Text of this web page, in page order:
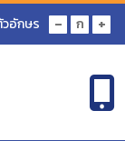
อักษร - ก +